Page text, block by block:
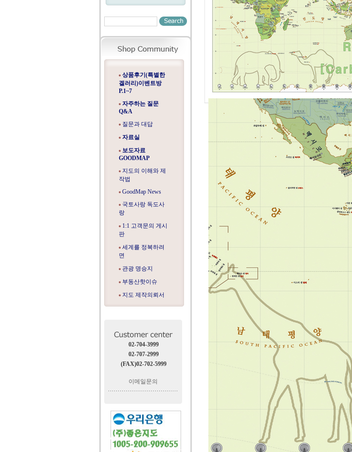
상품후기(특별한
겔러리)이벤트방
P.1~7
자주하는 질문
Q&A
질문과 대답
자료실
보도자료
GOODMAP
지도의 이해와 제
작법
GoodMap News
국토사랑 독도사
랑
1:1 고객문의 게시
판
세계를 정복하려
면
관광 명승지
부동산핫이슈
지도 제작의뢰서
02-704-3999
02-707-2999
(FAX)02-702-5999
이메일문의